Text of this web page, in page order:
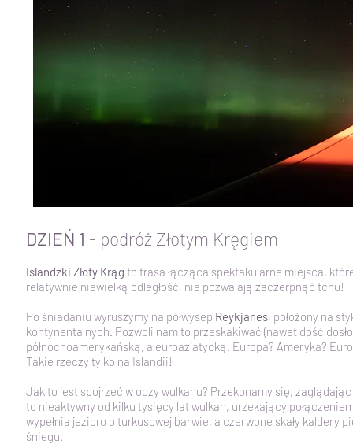
DZIEŃ 1 - podróż Złotym Kręgiem
Islandzki Złoty Krąg to trasa łącząca spektakularne miejsca,
relatywnie niewielką odległość, nie pozwalają zaczerpnąć tchu!
Po śniadaniu wyruszymy na półwysep Reykjanes, położony na
kontynentalnych. Pozwoli nam to przeskakiwać (nawet dość
północnoamerykańską, a euroazjatycką. Europa? Ameryka?
Takie rzeczy tylko na Islandii!
Jak to jest spojrzeć w oczy wulkanu? Przekonamy się,
to nieaktywny od kilku tysięcy lat wulkan, urzekający
wypełnia jezioro o turkusowej barwie, a czerwone skały kaldery
śniegu.